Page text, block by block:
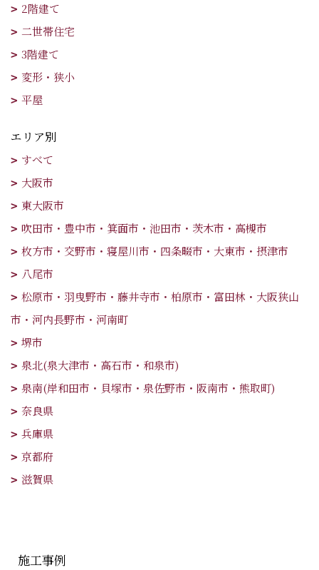
2階建て
二世帯住宅
3階建て
変形・狭小
平屋
エリア別
すべて
大阪市
東大阪市
吹田市・豊中市・箕面市・池田市・茨木市・高槻市
枚方市・交野市・寝屋川市・四条畷市・大東市・摂津市
八尾市
松原市・羽曳野市・藤井寺市・柏原市・富田林・大阪狭山
市・河内長野市・河南町
堺市
泉北(泉大津市・高石市・和泉市)
泉南(岸和田市・貝塚市・泉佐野市・阪南市・熊取町)
奈良県
兵庫県
京都府
滋賀県
施工事例